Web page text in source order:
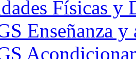
Físicas y
Enseñanza